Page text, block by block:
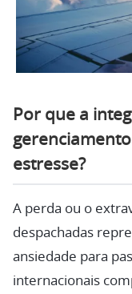
Por que a
estresse?
A perda ou o
despachadas
ansiedade para
internacionais